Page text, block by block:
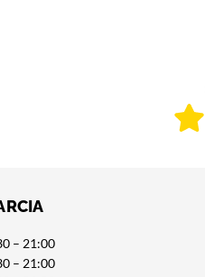
– 21:00
– 21:00